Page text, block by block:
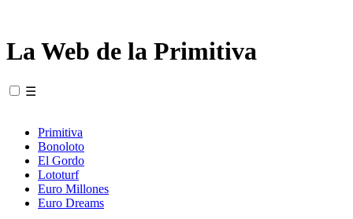
La Web de la Primitiva
☰
Primitiva
Bonoloto
El Gordo
Lototurf
Euro Millones
Euro Dreams